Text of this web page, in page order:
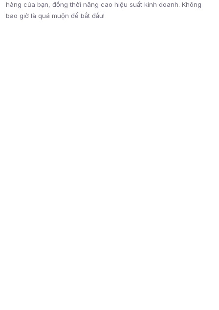
hàng của bạn, đồng thời nâng cao hiệu suất kinh doanh. Không
bao giờ là quá muộn để bắt đầu!